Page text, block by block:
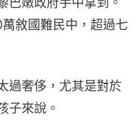
敘國難民中，超過七
過奢侈，尤其是對於
子來說。